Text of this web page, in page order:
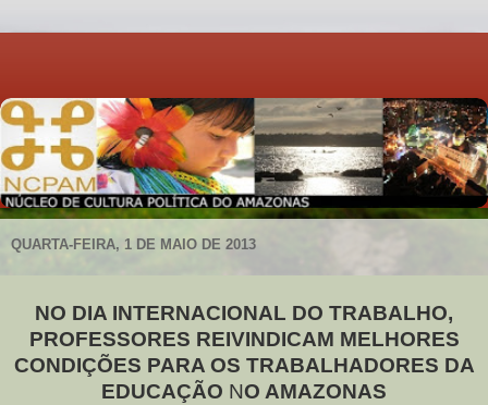
QUARTA-FEIRA, 1 DE MAIO DE 2013
NO DIA INTERNACIONAL DO TRABALHO,
PROFESSORES REIVINDICAM MELHORES
CONDIÇÕES PARA OS TRABALHADORES DA
EDUCAÇÃO NO AMAZONAS